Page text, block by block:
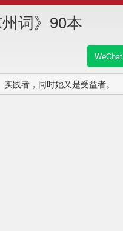
词》90本
WeChat
践者，同时她又是受益者。